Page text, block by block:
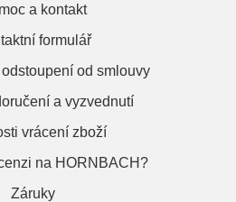
a kontakt
formulář
od smlouvy
a vyzvednutí
vrácení zboží
na HORNBACH?
Záruky